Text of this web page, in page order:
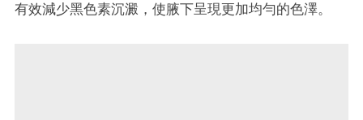
有效減少黑色素沉澱，使腋下呈現更加均勻的色澤。